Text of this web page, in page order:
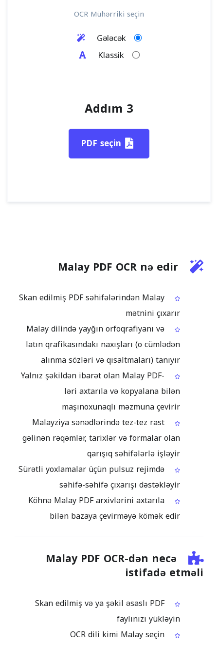
OCR Mühərriki seçin
Gələcək
Klassik
Addım 3
PDF seçin
Malay PDF OCR nə edir
Skan edilmiş PDF səhifələrindən Malay
mətnini çıxarır
Malay dilində yayğın orfoqrafiyanı və
latın qrafikasındakı naxışları (o cümlədən
alınma sözləri və qısaltmaları) tanıyır
Yalnız şəkildən ibarət olan Malay PDF-
ləri axtarıla və kopyalana bilən
maşınoxunaqlı məzmuna çevirir
Malayziya sənədlərində tez-tez rast
gəlinən rəqəmlər, tarixlər və formalar olan
qarışıq səhifələrlə işləyir
Sürətli yoxlamalar üçün pulsuz rejimdə
səhifə-səhifə çıxarışı dəstəkləyir
Köhnə Malay PDF arxivlərini axtarıla
bilən bazaya çevirməyə kömək edir
Malay PDF OCR-dən necə
istifadə etməli
Skan edilmiş və ya şəkil əsaslı PDF
faylınızı yükləyin